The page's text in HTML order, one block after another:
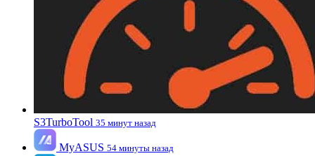
S3TurboTool 35 минут назад
MyASUS 54 минуты назад